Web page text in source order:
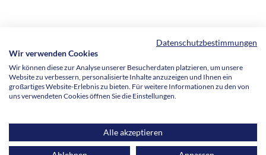
Datenschutzbestimmungen
Wir verwenden Cookies
Wir können diese zur Analyse unserer Besucherdaten platzieren, um unsere
Website zu verbessern, personalisierte Inhalte anzuzeigen und Ihnen ein
großartiges Website-Erlebnis zu bieten. Für weitere Informationen zu den von
uns verwendeten Cookies öffnen Sie die Einstellungen.
Alle akzeptieren